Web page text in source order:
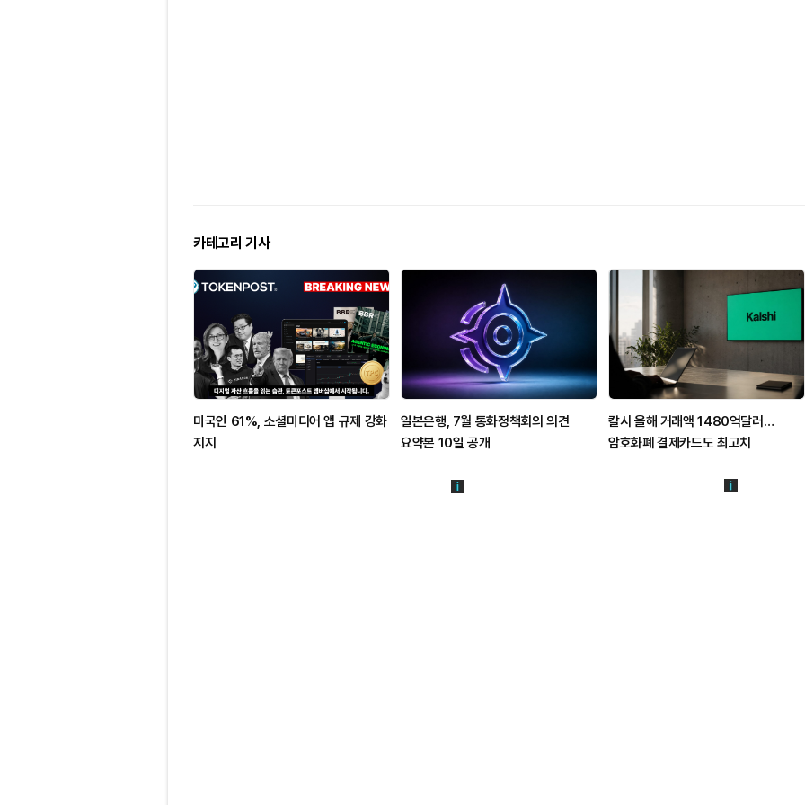
카테고리 기사
미국인 61%, 소셜미디어 앱 규제 강화
지지
일본은행, 7월 통화정책회의 의견
요약본 10일 공개
칼시 올해 거래액 1480억달러…
암호화폐 결제카드도 최고치